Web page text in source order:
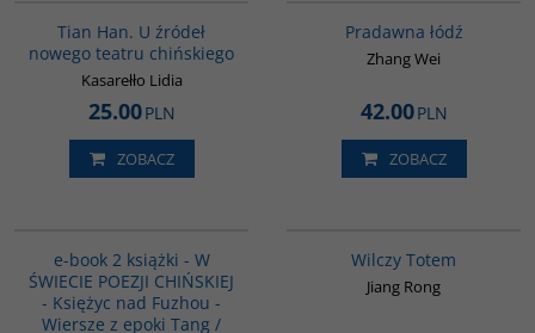
Tian Han. U źródeł
nowego teatru chińskiego
Kasarełło Lidia
25.00PLN
ZOBACZ
Pradawna łódź
Zhang Wei
42.00PLN
ZOBACZ
e-book 2 książki - W
ŚWIECIE POEZJI CHIŃSKIEJ
- Księżyc nad Fuzhou -
Wiersze z epoki Tang /
Wilczy Totem
Jiang Rong